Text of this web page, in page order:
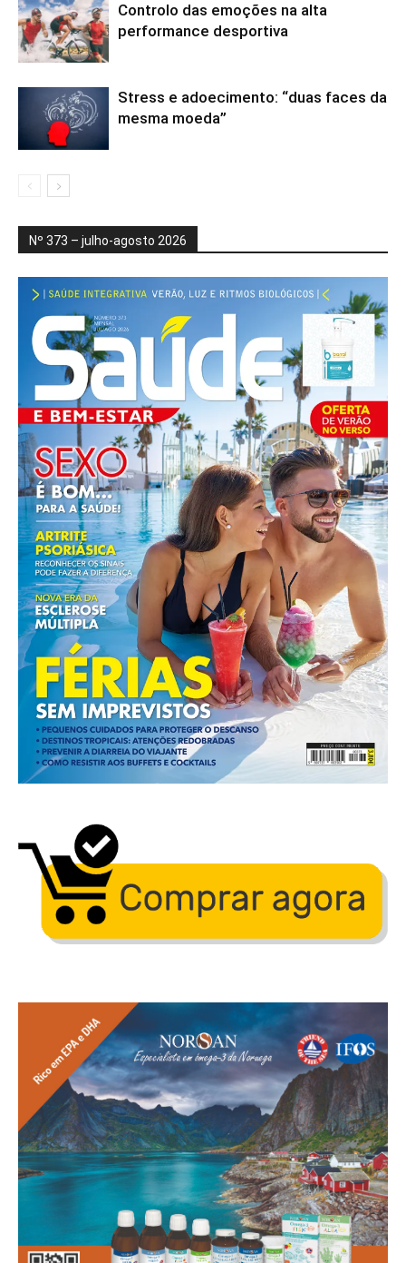
Controlo das emoções na alta
performance desportiva
Stress e adoecimento: “duas faces da
mesma moeda”
Nº 373 – julho-agosto 2026